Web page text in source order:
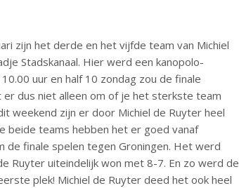
zijn het derde en het vijfde team van Michiel
Stadskanaal. Hier werd een kanopolo-
uur en half 10 zondag zou de finale
dus niet alleen om of je het sterkste team
weekend zijn er door Michiel de Ruyter heel
beide teams hebben het er goed vanaf
de finale spelen tegen Groningen. Het werd
Ruyter uiteindelijk won met 8-7. En zo werd de
plek! Michiel de Ruyter deed het ook heel